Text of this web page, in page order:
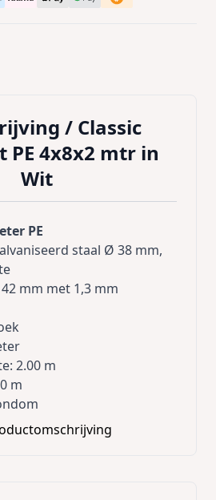
/ Classic
PE 4x8x2 mtr in
Wit
PE
staal Ø 38 mm,
mm met 1,3 mm
2.00 m
m